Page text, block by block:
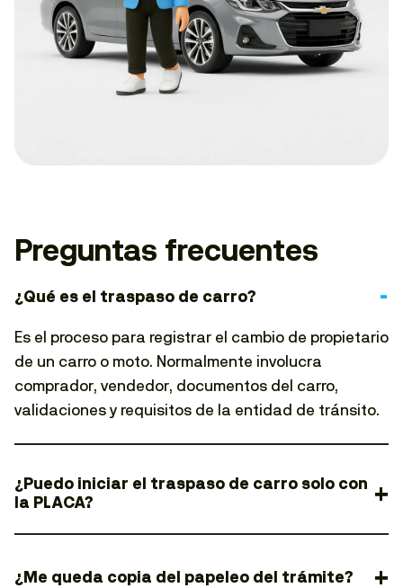
Preguntas frecuentes
¿Qué es el traspaso de carro?
Es el proceso para registrar el cambio de propietario
de un carro o moto. Normalmente involucra
comprador, vendedor, documentos del carro,
validaciones y requisitos de la entidad de tránsito.
¿Puedo iniciar el traspaso de carro solo con
la PLACA?
¿Me queda copia del papeleo del trámite?